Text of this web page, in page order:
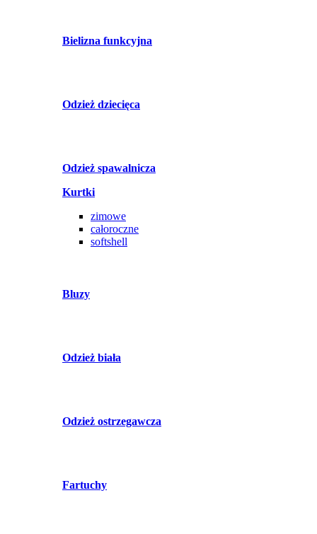
Bielizna funkcyjna
Odzież dziecięca
Odzież spawalnicza
Kurtki
zimowe
całoroczne
softshell
Bluzy
Odzież biała
Odzież ostrzegawcza
Fartuchy